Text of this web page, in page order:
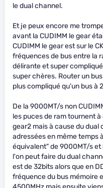
le dual channel.
Et je peux encore me
avant la CUDIMM le gear
CUDIMM le gear est sur le
fréquences de bus entre la
délirante et super
super chères. Router un
plus compliqué qu'un bus à
De la 9000MT/s non
les puces de ram tournent
gear2 mais à cause du
adressées en même temps
équivalent" de 9000MT/s et
l'on peut faire du dual
est de 32bits alors que en
fréquence du bus mémoire